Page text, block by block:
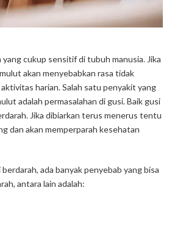
cukup sensitif di tubuh manusia. Jika
akan menyebabkan rasa tidak
harian. Salah satu penyakit yang
adalah permasalahan di gusi. Baik gusi
Jika dibiarkan terus menerus tentu
dan akan memperparah kesehatan
ada banyak penyebab yang bisa
antara lain adalah: